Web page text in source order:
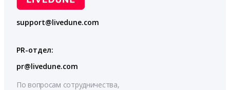
support@livedune.com
PR-отдел:
pr@livedune.com
По вопросам сотрудничества,